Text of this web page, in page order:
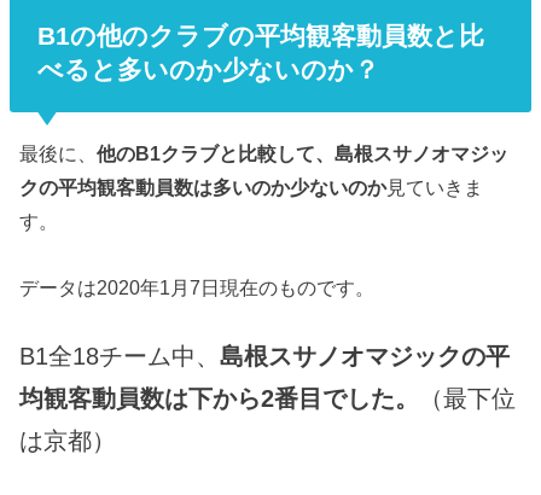
B1の他のクラブの平均観客動員数と比
べると多いのか少ないのか？
最後に、他のB1クラブと比較して、島根スサノオマジッ
クの平均観客動員数は多いのか少ないのか見ていきま
す。
データは2020年1月7日現在のものです。
B1全18チーム中、島根スサノオマジックの平
均観客動員数は下から2番目でした。
（最下位
は京都）